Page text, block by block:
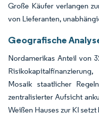
Große Käufer verlangen
von Lieferanten,
Geografische
Nordamerikas Anteil von
Mosaik staatlicher
zentralisierter Aufsicht
Weißen Hauses zur KI